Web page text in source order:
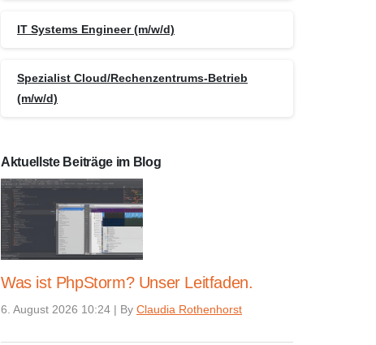
IT Systems Engineer (m/w/d)
Spezialist Cloud/Rechenzentrums-Betrieb
(m/w/d)
Aktuellste Beiträge im Blog
Was ist PhpStorm? Unser Leitfaden.
6. August 2026 10:24 | By Claudia Rothenhorst